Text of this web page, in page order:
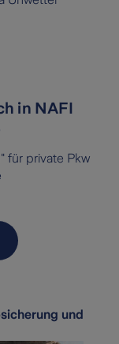
in NAFI
für private Pkw
und